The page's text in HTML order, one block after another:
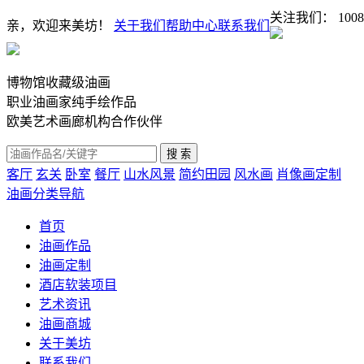
亲，欢迎来美坊！ 关于我们 帮助中心联系我们
关注我们：
博物馆收藏级油画
职业油画家纯手绘作品
欧美艺术画廊机构合作伙伴
客厅 玄关 卧室 餐厅 山水风景 简约田园 风水画 肖像画定制
油画分类导航
首页
油画作品
油画定制
酒店软装项目
艺术资讯
油画商城
关于美坊